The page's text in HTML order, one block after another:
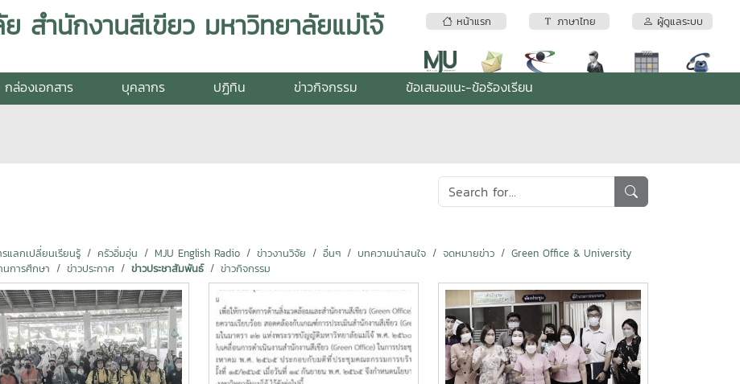
หน้าแรก ภาษาไทย ผู้ดูแลระบบ
สำนักงานสีเขียว มหาวิทยาลัยแม่โจ้
กล่องเอกสาร บุคลากร ปฏิทิน ข่าวกิจกรรม ข้อเสนอแนะ-ข้อร้องเรียน
แลกเปลี่ยนเรียนรู้ ครัวอิ่มอุ่น MJU English Radio ข่าวงานวิจัย อื่นๆ บทความน่าสนใจ จดหมายข่าว
Green Office & University
นการศึกษา ข่าวประกาศ ข่าวประชาสัมพันธ์ ข่าวกิจกรรม